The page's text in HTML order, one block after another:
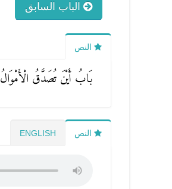
الباب السابق
النص
بَابُ أَيْنَ تُصَدَّقُ الْأَمْوَالُ
النص ENGLISH